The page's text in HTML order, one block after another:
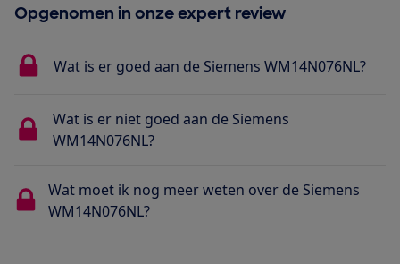
Opgenomen in onze expert review
Wat is er goed aan de Siemens WM14N076NL?
Wat is er niet goed aan de Siemens
WM14N076NL?
Wat moet ik nog meer weten over de Siemens
WM14N076NL?